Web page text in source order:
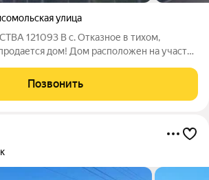
улица
121093 В с. Отказное в тихом,
дом! Дом расположен на участке
окна ПВХ. В доме 3 комнаты, кухонная
В
Позвонить